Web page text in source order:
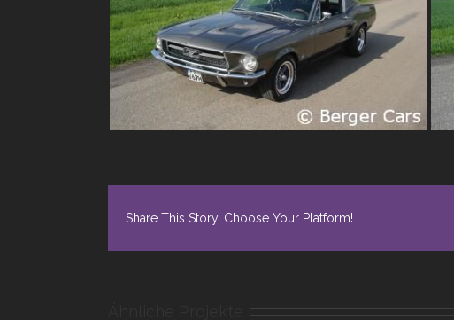
Share This Story, Choose Your Platform!